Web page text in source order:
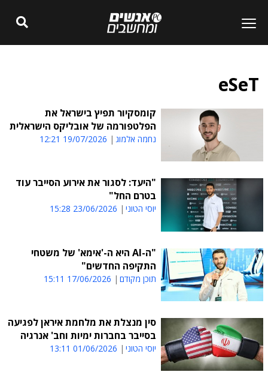
eSeT
קומסקיור תפיץ בישראל את
הפלטפורמה של אובליקס הישראלית
נחמה אלמוג 19/07/2026 12:21
"היעד: לסגור את אירוע הסייבר עוד
בטרם החל"
יוסי הטוני 23/06/2026 15:28
"ה-AI היא ה-'אימא' של משטחי
התקיפה החדשים"
תוכן מקודם 17/06/2026 15:11
סין מנצלת את מלחמת איראן לפגיעה
בסייבר בחברות ימיות וחב' אנרגיה
יוסי הטוני 01/06/2026 13:11